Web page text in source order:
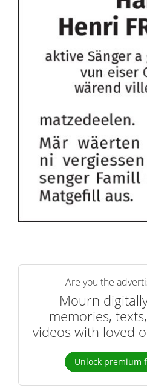
Are you the
Mourn
memories,
videos with loved
Unlock premium